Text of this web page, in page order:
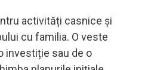
activități casnice și
cu familia. O veste
investiție sau de o